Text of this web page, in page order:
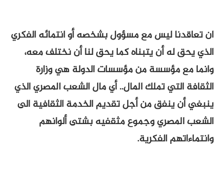
ان تعاقدنا ليس مع مسؤول بشخصه أو انتمائه الفكري
الذي يحق له أن يتبناه كما يحق لنا أن نختلف معه،
وانما مع مؤسسة من مؤسسات الدولة هي وزارة
الثقافة التي تملك المال.. أي مال الشعب المصري الذي
ينبغي أن ينفق من أجل تقديم الخدمة الثقافية الى
الشعب المصري وجموع مثقفيه بشتى ألوانهم
وانتماءاتهم الفكرية.